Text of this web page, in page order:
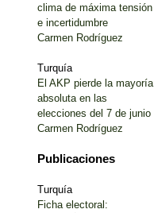
clima de máxima tensión
e incertidumbre
Carmen Rodríguez
Turquía
El AKP pierde la mayoría
absoluta en las
elecciones del 7 de junio
Carmen Rodríguez
Publicaciones
Turquía
Ficha electoral: